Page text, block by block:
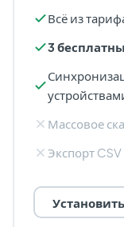
Всё из
3
Массовое
Экспорт CSV